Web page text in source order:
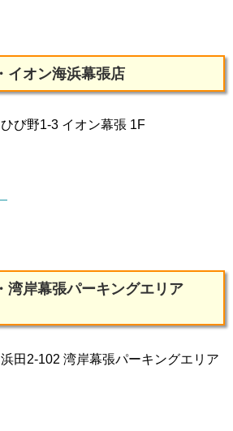
イオン海浜幕張店
び野1-3 イオン幕張 1F
湾岸幕張パーキングエリア
田2-102 湾岸幕張パーキングエリア